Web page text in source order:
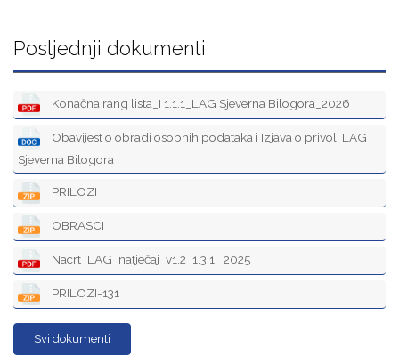
Posljednji dokumenti
Konačna rang lista_I 1.1.1_LAG Sjeverna Bilogora_2026
Obavijest o obradi osobnih podataka i Izjava o privoli LAG
Sjeverna Bilogora
PRILOZI
OBRASCI
Nacrt_LAG_natječaj_v1.2_1.3.1._2025
PRILOZI-131
Svi dokumenti